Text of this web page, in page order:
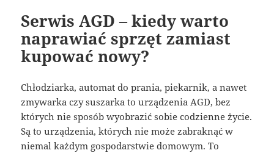
Serwis AGD – kiedy warto
naprawiać sprzęt zamiast
kupować nowy?
Chłodziarka, automat do prania, piekarnik, a nawet
zmywarka czy suszarka to urządzenia AGD, bez
których nie sposób wyobrazić sobie codzienne życie.
Są to urządzenia, których nie może zabraknąć w
niemal każdym gospodarstwie domowym. To